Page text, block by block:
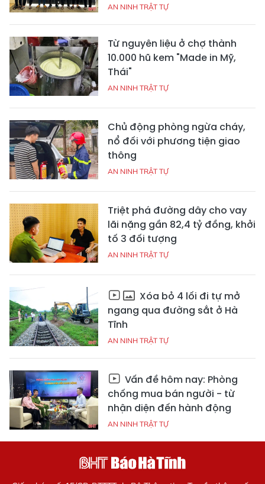
AN NINH TRẬT TỰ
Từ nguyên liệu ở chợ thành
10.000 hũ kem "Made in Mỹ,
Thái"
AN NINH TRẬT TỰ
Chủ động phòng ngừa cháy,
nổ đối với phương tiện giao
thông
AN NINH TRẬT TỰ
Triệt phá đường dây cho vay
lãi nặng gần 82,4 tỷ đồng, khởi
tố 3 đối tượng
AN NINH TRẬT TỰ
Xóa bỏ 4 lối đi tự mở
ngang qua đường sắt ở Hà
Tĩnh
AN NINH TRẬT TỰ
Vấn đề hôm nay: Phòng
chống mua bán người - từ
nhận diện đến hành động
AN NINH TRẬT TỰ